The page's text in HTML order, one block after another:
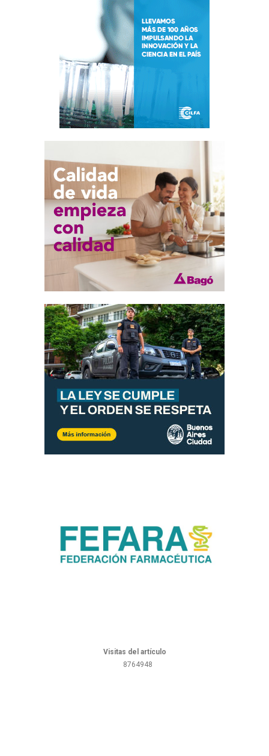
Visitas del artículo
8764948